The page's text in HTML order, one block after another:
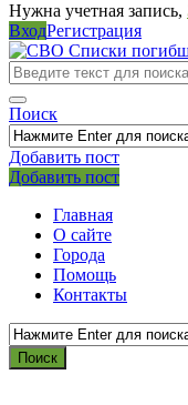
Нужна учетная запись,
ВходРегистрация
СВО
Списки
погибших
2022-
2026,
Новости
СВО
Поиск
Добавить пост
Мобильное
меню
Выйти
Добавить пост
Главная
О сайте
Города
Помощь
Контакты